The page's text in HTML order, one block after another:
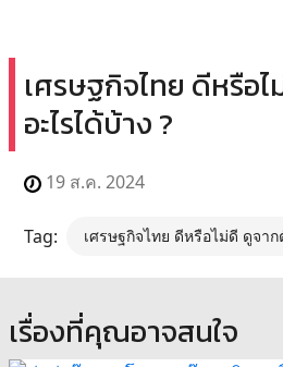
เศรษฐกิจไทย ดีหรือ
อะไรได้บ้าง ?
19 ส.ค. 2024
Tag: เศรษฐกิจไทย ดีหรือไม่ดี ดูจาก
เรื่องที่คุณอาจสนใจ